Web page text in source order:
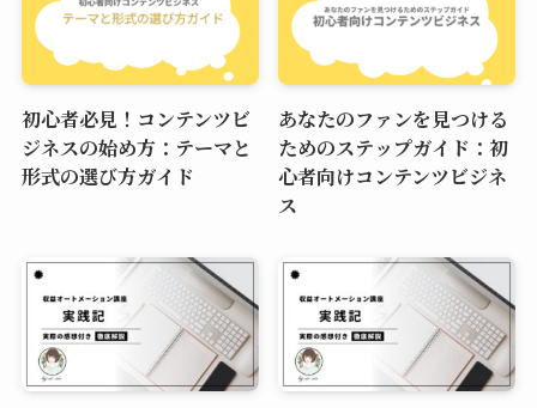
初心者必見！コンテンツビ
ジネスの始め方：テーマと
形式の選び方ガイド
あなたのファンを見つける
ためのステップガイド：初
心者向けコンテンツビジネ
ス